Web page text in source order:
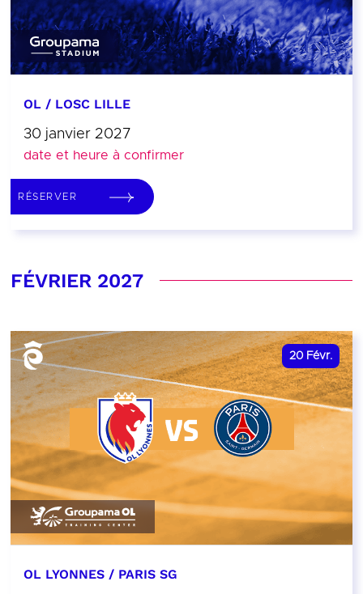
OL / LOSC LILLE
30 janvier 2027
date et heure à confirmer
RÉSERVER
FÉVRIER 2027
20 Févr.
OL LYONNES / PARIS SG